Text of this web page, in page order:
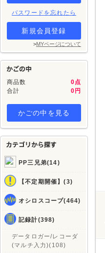
パスワードを忘れたら
新規会員登録
>MYページについて
商品数
0点
合計
0円
かごの中を見る
PP三兄弟(14)
【不定期開催】(3)
オシロスコープ(464)
記録計(398)
データロガー/レコーダ
(マルチ入力)(108)